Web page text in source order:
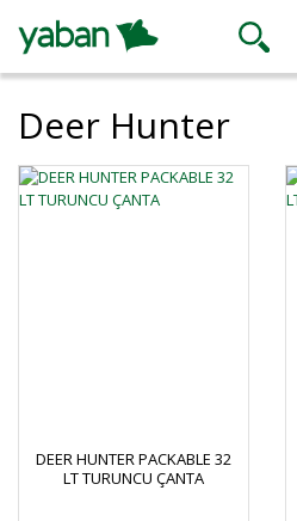
Deer Hunter
DEER HUNTER PACKABLE 32
LT TURUNCU ÇANTA